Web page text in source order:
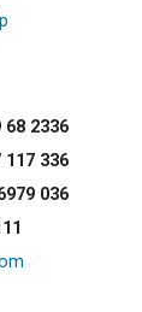
68 2336
117 336
036